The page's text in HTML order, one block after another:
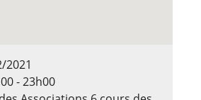
2021
- 23h00